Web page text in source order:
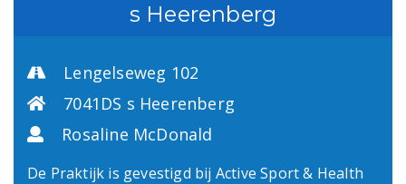
s Heerenberg
Lengelseweg 102
7041DS s Heerenberg
Rosaline McDonald
De Praktijk is gevestigd bij Active Sport & Health